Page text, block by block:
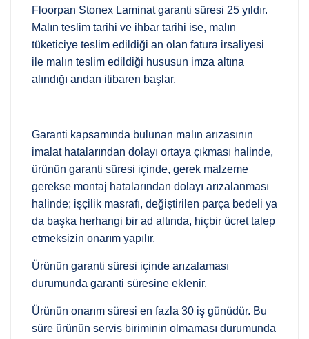
Floorpan Stonex Laminat garanti süresi 25 yıldır.
Malın teslim tarihi ve ihbar tarihi ise, malın
tüketiciye teslim edildiği an olan fatura irsaliyesi
ile malın teslim edildiği hususun imza altına
alındığı andan itibaren başlar.
Garanti kapsamında bulunan malın arızasının
imalat hatalarından dolayı ortaya çıkması halinde,
ürünün garanti süresi içinde, gerek malzeme
gerekse montaj hatalarından dolayı arızalanması
halinde; işçilik masrafı, değiştirilen parça bedeli ya
da başka herhangi bir ad altında, hiçbir ücret talep
etmeksizin onarım yapılır.
Ürünün garanti süresi içinde arızalaması
durumunda garanti süresine eklenir.
Ürünün onarım süresi en fazla 30 iş günüdür. Bu
süre ürünün servis biriminin olmaması durumunda